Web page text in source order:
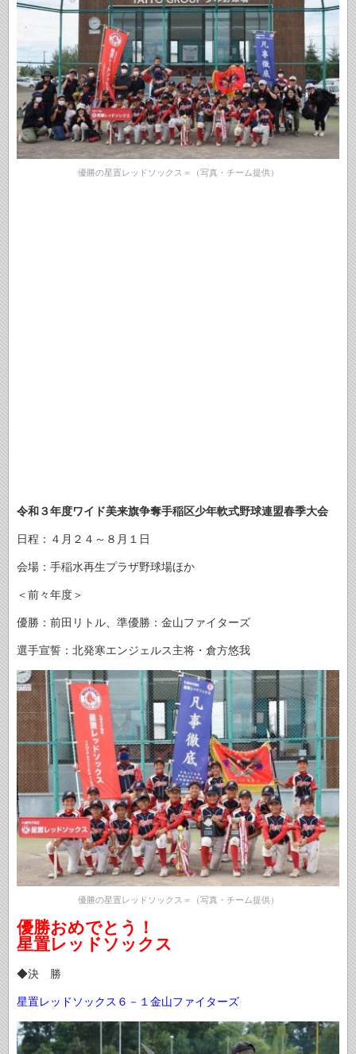
優勝の星置レッドソックス＝（写真・チーム提供）
令和３年度ワイド美来旗争奪手稲区少年軟式野球連盟春季大会
日程：４月２４～８月１日
会場：手稲水再生プラザ野球場ほか
＜前々年度＞
優勝：前田リトル、準優勝：金山ファイターズ
選手宣誓：北発寒エンジェルス主将・倉方悠我
優勝の星置レッドソックス＝（写真・チーム提供）
優勝おめでとう！
星置レッドソックス
◆決 勝
星置レッドソックス６－１金山ファイターズ